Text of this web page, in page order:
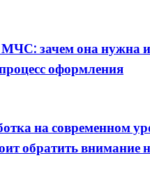
зачем она нужна
оформления
на современном
обратить внимание